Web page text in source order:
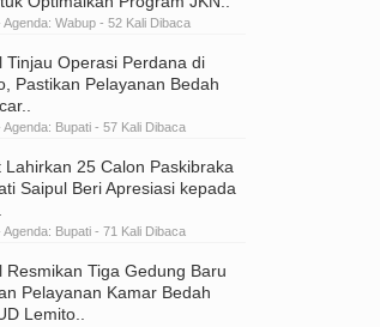
Agenda: Wabup - 52 Kali Dibaca
Tinjau Operasi Perdana di
Pastikan Pelayanan Bedah
Agenda: Bupati - 57 Kali Dibaca
Lahirkan 25 Calon Paskibraka
Saipul Beri Apresiasi kepada
Agenda: Bupati - 71 Kali Dibaca
Resmikan Tiga Gedung Baru
Pelayanan Kamar Bedah
Lemito..